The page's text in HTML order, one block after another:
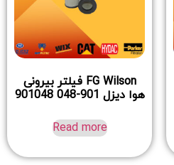
FG Wilson فیلتر بیرونی
هوا دیزل 901-048 901048
Read more